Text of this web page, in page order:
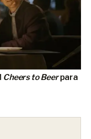
Cheers to Beerpara